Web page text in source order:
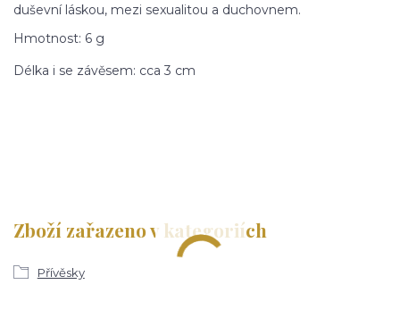
duševní láskou, mezi sexualitou a duchovnem.
Hmotnost: 6 g
Délka i se závěsem: cca 3 cm
Zboží zařazeno v kategoriích
Přívěsky